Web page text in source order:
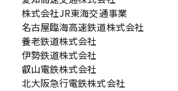
株式会社JR東海交通事業
名古屋臨海高速鉄道株式会社
養老鉄道株式会社
伊勢鉄道株式会社
叡山電鉄株式会社
北大阪急行電鉄株式会社